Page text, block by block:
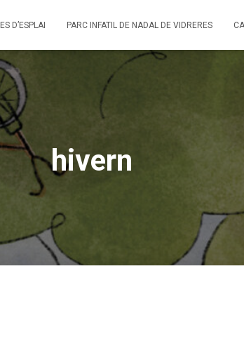
D’ESPLAI PARC INFATIL DE NADAL DE VIDRERES
hivern